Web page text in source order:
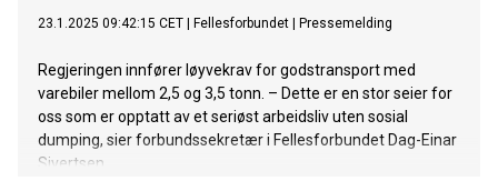
23.1.2025 09:42:15 CET Fellesforbundet Pressemelding
Regjeringen innfører løyvekrav for godstransport med
varebiler mellom 2,5 og 3,5 tonn. – Dette er en stor seier for
oss som er opptatt av et seriøst arbeidsliv uten sosial
dumping, sier forbundssekretær i Fellesforbundet Dag-Einar
Sivertsen.